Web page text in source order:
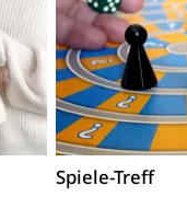
Spiele-Treff